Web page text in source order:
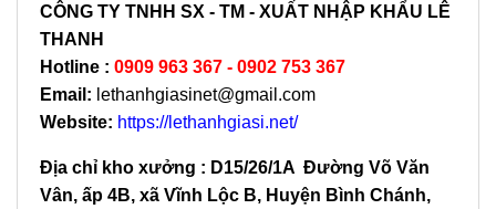
CÔNG TY TNHH SX - TM - XUẤT NHẬP KHẨU LÊ
THANH
Hotline : 0909 963 367 - 0902 753 367
Email: lethanhgiasinet@gmail.com
Website: https://lethanhgiasi.net/
Địa chỉ kho xưởng : D15/26/1A Đường Võ Văn
Vân, ấp 4B, xã Vĩnh Lộc B, Huyện Bình Chánh,